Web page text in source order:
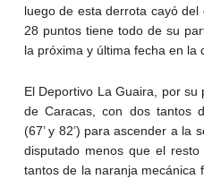
luego de esta derrota cayó
28 puntos tiene todo de su
la próxima y última fecha en la
El Deportivo La Guaira, por
de Caracas, con dos tantos
(67’ y 82’) para ascender a la
disputado menos que el
tantos de la naranja mecánica